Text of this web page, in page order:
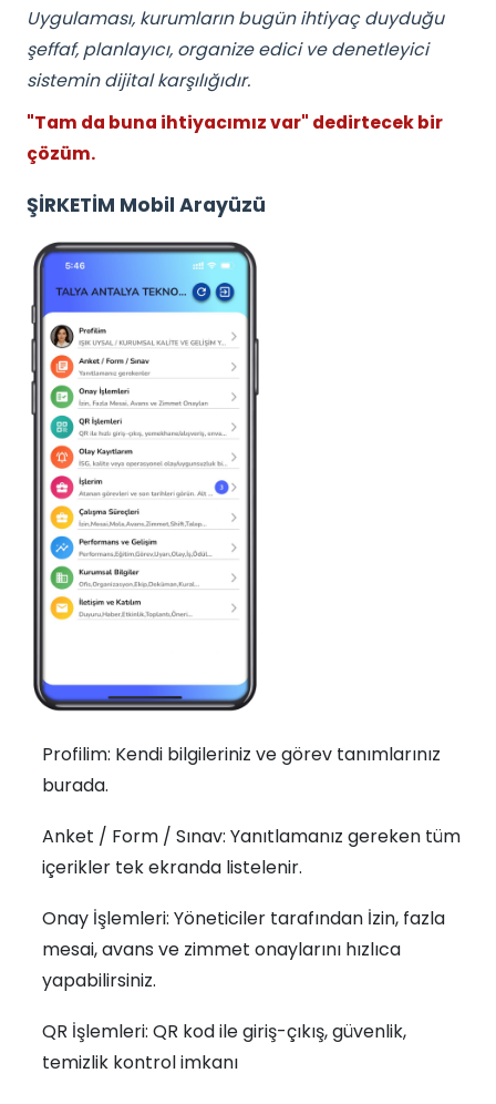
Uygulaması, kurumların bugün ihtiyaç duyduğu
şeffaf, planlayıcı, organize edici ve denetleyici
sistemin dijital karşılığıdır.
"Tam da buna ihtiyacımız var" dedirtecek bir
çözüm.
ŞİRKETİM Mobil Arayüzü
Profilim: Kendi bilgileriniz ve görev tanımlarınız
burada.
Anket / Form / Sınav: Yanıtlamanız gereken tüm
içerikler tek ekranda listelenir.
Onay İşlemleri: Yöneticiler tarafından İzin, fazla
mesai, avans ve zimmet onaylarını hızlıca
yapabilirsiniz.
QR İşlemleri: QR kod ile giriş-çıkış, güvenlik,
temizlik kontrol imkanı